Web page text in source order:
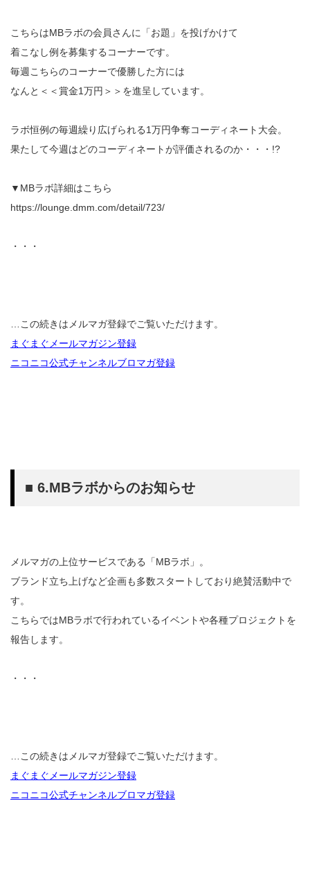
こちらはMBラボの会員さんに「お題」を投げかけて
着こなし例を募集するコーナーです。
毎週こちらのコーナーで優勝した方には
なんと＜＜賞金1万円＞＞を進呈しています。
ラボ恒例の毎週繰り広げられる1万円争奪コーディネート大会。
果たして今週はどのコーディネートが評価されるのか・・・!?
▼MBラボ詳細はこちら
https://lounge.dmm.com/detail/723/
・・・
…この続きはメルマガ登録でご覧いただけます。
まぐまぐメールマガジン登録
ニコニコ公式チャンネルブロマガ登録
■ 6.MBラボからのお知らせ
メルマガの上位サービスである「MBラボ」。
ブランド立ち上げなど企画も多数スタートしており絶賛活動中で
す。
こちらではMBラボで行われているイベントや各種プロジェクトを
報告します。
・・・
…この続きはメルマガ登録でご覧いただけます。
まぐまぐメールマガジン登録
ニコニコ公式チャンネルブロマガ登録